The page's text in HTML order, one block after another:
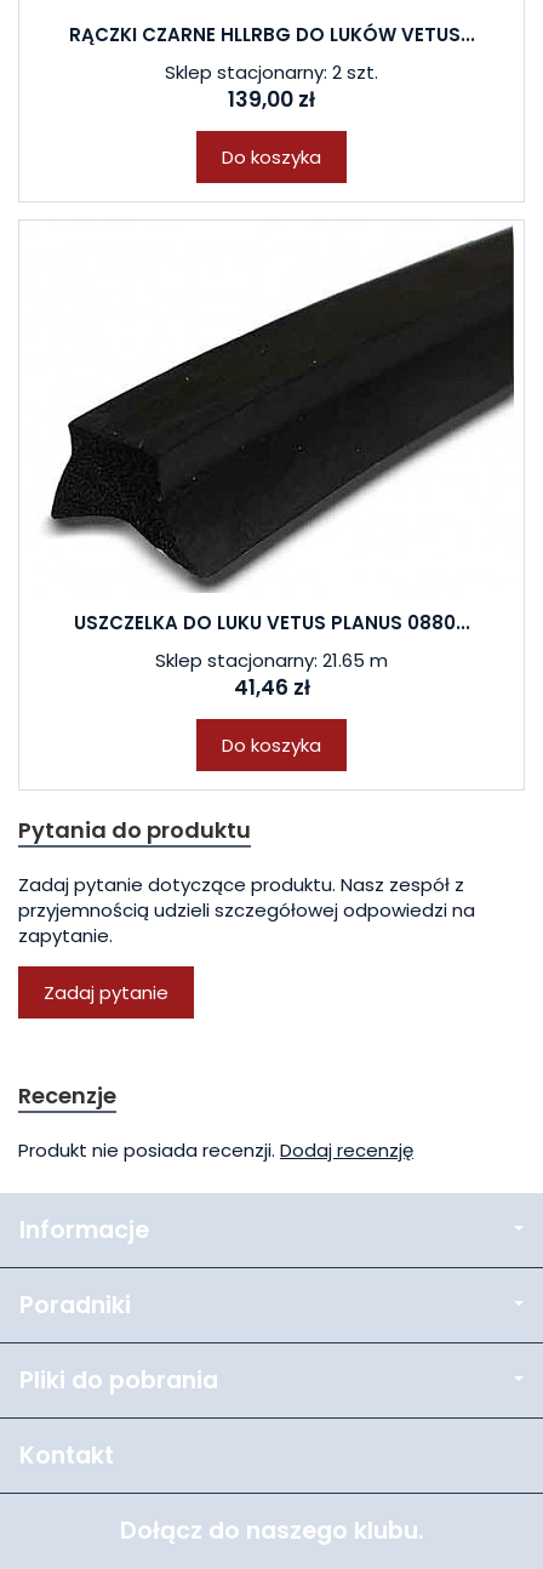
RĄCZKI CZARNE HLLRBG DO LUKÓW VETUS...
Sklep stacjonarny: 2 szt.
139,00 zł
Do koszyka
USZCZELKA DO LUKU VETUS PLANUS 0880...
Sklep stacjonarny: 21.65 m
41,46 zł
Do koszyka
Pytania do produktu
Zadaj pytanie dotyczące produktu. Nasz zespół z
przyjemnością udzieli szczegółowej odpowiedzi na
zapytanie.
Zadaj pytanie
Recenzje
Produkt nie posiada recenzji. Dodaj recenzję
Informacje
Poradniki
Pliki do pobrania
Kontakt
Dołącz do naszego klubu.